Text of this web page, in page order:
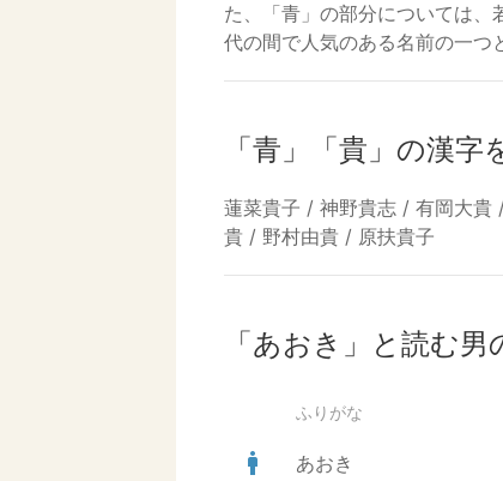
た、「青」の部分については
代の間で人気のある名前の一つ
「青」「貴」の漢字
蓮菜貴子 / 神野貴志 / 有岡大
貴 / 野村由貴 / 原扶貴子
「あおき」と読む男
ふりがな
man あおき